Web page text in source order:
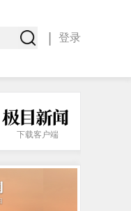
登录
下载客户端